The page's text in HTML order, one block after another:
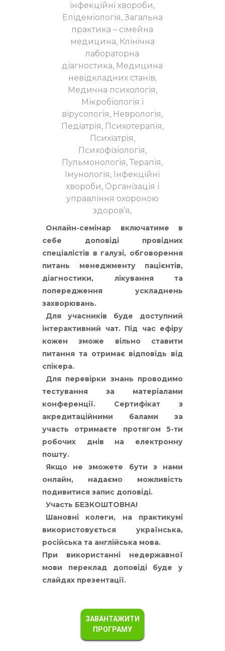
інфекційні хвороби,
Епідеміологія, Загальна
практика – сімейна
медицина, Клінічна
лабораторна
діагностика, Медицина
невідкладних станів,
Медична психологія,
Мікробіологія і
вірусологія, Неврологія,
Педіатрія, Психотерапія,
Психіатрія,
Психофізіологія,
Пульмонологія, Терапія,
Імунологія, Інфекційні
хвороби, Організація і
управління охороною
здоров’я,
Онлайн-семінар включатиме в
себе доповіді провідних
спеціалістів в галузі, обговорення
питань менеджменту пацієнтів,
діагностики, лікування та
попередження ускладнень
захворювань.
Для учасників буде доступний
інтерактивний чат. Під час ефіру
кожен зможе вільно ставити
питання та отримає відповідь від
спікера.
Для перевірки знань проводимо
тестування за матеріалами
конференції. Сертифікат з
акредитаційними балами за
участь отримаєте протягом 5-ти
робочих днів на електронну
пошту.
Якщо не зможете бути з нами
онлайн, надаємо можливість
подивитися запис доповіді.
Участь БЕЗКОШТОВНА!
Шановні колеги, на практикумі
використовується українська,
російська та англійська мова.
При використанні недержавної
мови переклад доповіді буде у
слайдах презентації.
ЗАВАНТАЖИТИ
ПРОГРАМУ